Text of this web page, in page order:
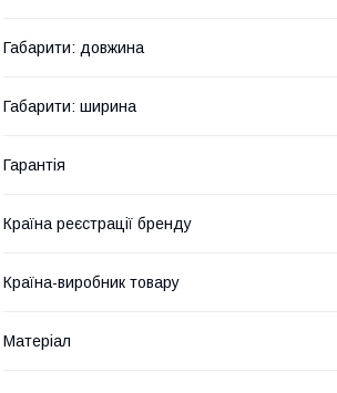
Габарити: довжина
Габарити: ширина
Гарантія
Країна реєстрації бренду
Країна-виробник товару
Матеріал